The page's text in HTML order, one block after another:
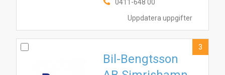
Uppdatera uppgifter
0411-648 00
Bil-Bengtsson
3